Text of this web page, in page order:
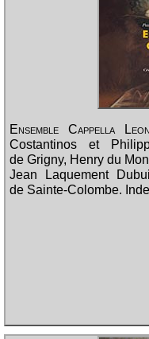
Ensemble Cappella
Costantinos et
de Grigny, Henry du
Jean Laquement
de Sainte-Colombe.